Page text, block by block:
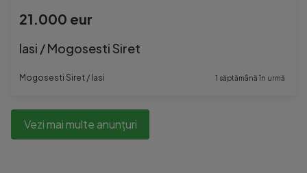
21.000 eur
Iasi / Mogosesti Siret
Mogosesti Siret / Iasi 1 săptămână în urmă
Vezi mai multe anunțuri